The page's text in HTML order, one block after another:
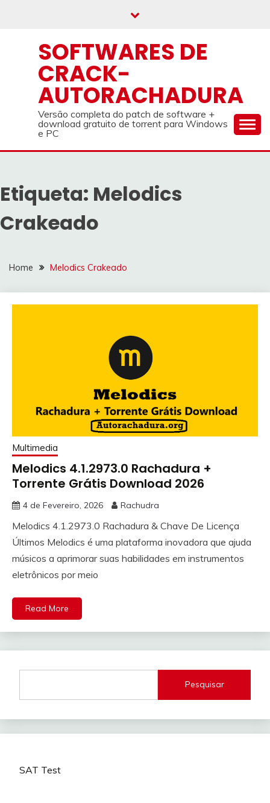
SOFTWARES DE
CRACK-
AUTORACHADURA
Versão completa do patch de software +
download gratuito de torrent para Windows
e PC
Etiqueta: Melodics
Crakeado
Home Melodics Crakeado
Multimedia
Melodics 4.1.2973.0 Rachadura +
Torrente Grátis Download 2026
4 de Fevereiro, 2026 Rachudra
Melodics 4.1.2973.0 Rachadura & Chave De Licença
Últimos Melodics é uma plataforma inovadora que ajuda
músicos a aprimorar suas habilidades em instrumentos
eletrônicos por meio
Read More
Pesquisar
SAT Test